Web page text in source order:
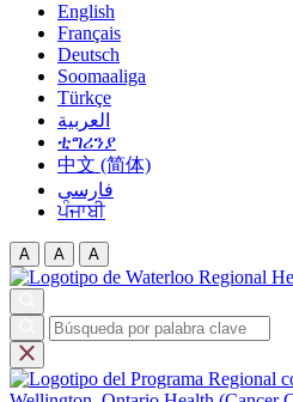
English
Français
Deutsch
Soomaaliga
Türkçe
العربية‏
ቲግሪንያ
中文 (简体)
فارسی
ਪੰਜਾਬੀ
A A A